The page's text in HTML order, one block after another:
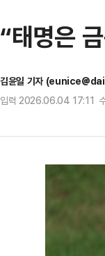
“태명은
김윤일 기자
입력 2026.06.04 17:11